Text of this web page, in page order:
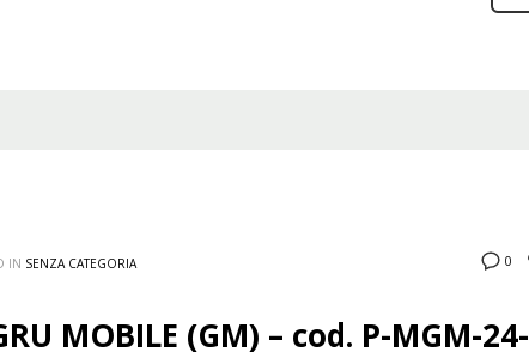
0
IN SENZA CATEGORIA
MOBILE (GM) – cod. P-MGM-24-